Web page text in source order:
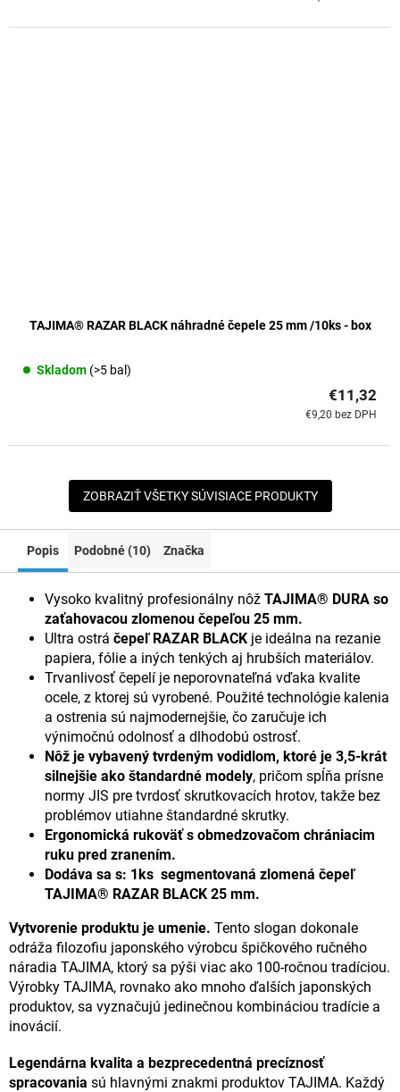
TAJIMA® RAZAR BLACK náhradné čepele 25 mm /10ks - box
Skladom (>5 bal)
€9,20 bez DPH
€11,32
ZOBRAZIŤ VŠETKY SÚVISIACE PRODUKTY
Popis Podobné (10) Značka
Vysoko kvalitný profesionálny nôž TAJIMA® DURA so
zaťahovacou zlomenou čepeľou 25 mm.
Ultra ostrá čepeľ RAZAR BLACK je ideálna na rezanie
papiera, fólie a iných tenkých aj hrubších materiálov.
Trvanlivosť čepelí je neporovnateľná vďaka kvalite
ocele, z ktorej sú vyrobené. Použité technológie kalenia
a ostrenia sú najmodernejšie, čo zaručuje ich
výnimočnú odolnosť a dlhodobú ostrosť.
Nôž je vybavený tvrdeným vodidlom, ktoré je 3,5-krát
silnejšie ako štandardné modely, pričom spĺňa prísne
normy JIS pre tvrdosť skrutkovacích hrotov, takže bez
problémov utiahne štandardné skrutky.
Ergonomická rukoväť s obmedzovačom chrániacim
ruku pred zranením.
Dodáva sa s: 1ks segmentovaná zlomená čepeľ
TAJIMA® RAZAR BLACK 25 mm.
Vytvorenie produktu je umenie. Tento slogan dokonale
odráža filozofiu japonského výrobcu špičkového ručného
náradia TAJIMA, ktorý sa pýši viac ako 100-ročnou tradíciou.
Výrobky TAJIMA, rovnako ako mnoho ďalších japonských
produktov, sa vyznačujú jedinečnou kombináciou tradície a
inovácií.
Legendárna kvalita a bezprecedentná precíznosť
spracovania sú hlavnými znakmi produktov TAJIMA. Každý